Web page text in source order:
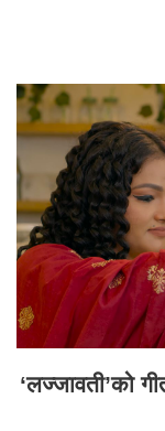
‘लज्जावती’को